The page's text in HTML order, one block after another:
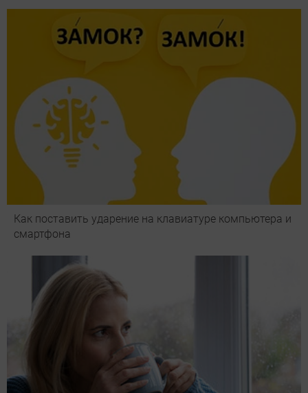
Как поставить ударение на клавиатуре компьютера и
смартфона